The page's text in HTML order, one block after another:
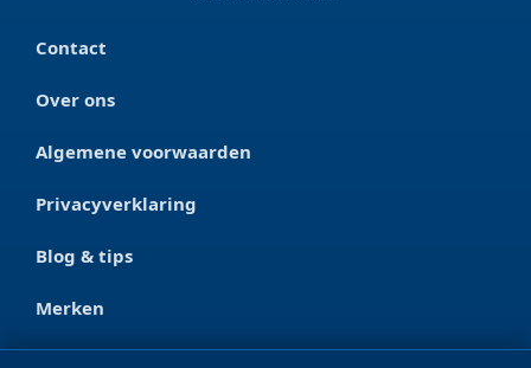
Contact
Over ons
Algemene voorwaarden
Privacyverklaring
Blog & tips
Merken